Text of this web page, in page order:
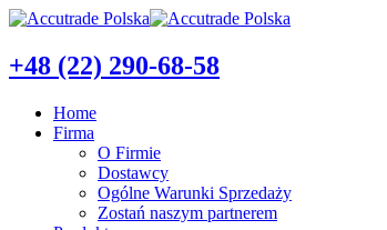
+48 (22) 290-68-58
Home
Firma
O Firmie
Dostawcy
Ogólne Warunki Sprzedaży
Zostań naszym partnerem